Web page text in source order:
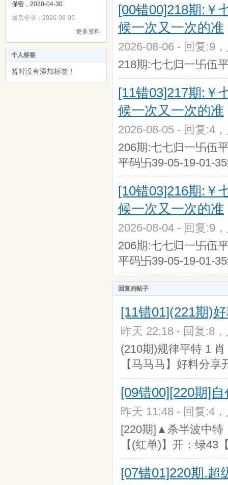
保密，2020-04-30
最后登录：2026-08-06
更多资料
个人标签
暂时没有添加标签！
[00错00]218期:￥
候一次又一次的准
2026-08-06 - 回复:9
218期:七七归一卐伍
[11错03]217期:￥
候一次又一次的准
2026-08-05 - 回复:4
206期:七七归一卐伍
平码卐39-05-19-01-
[10错03]216期:￥
候一次又一次的准
2026-08-04 - 回复:9
206期:七七归一卐伍
平码卐39-05-19-01-
回复的帖子
[11错01](221期)
昨天 22:18 - 回复:8
(210期)规律平特 1
【马马马】好料分享
[09错00][220期]
昨天 11:48 - 回复:4
[220期]▲杀半波中特
【(红单)】开：绿
[07错01]220期.